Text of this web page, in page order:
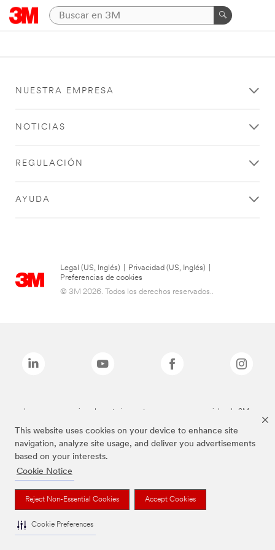
This website uses cookies on your device to enhance site
navigation, analyze site usage, and deliver you advertisements
based on your interests.
Cookie Notice
Reject Non-Essential Cookies Accept Cookies
Cookie Preferences
NUESTRA EMPRESA
NOTICIAS
REGULACIÓN
AYUDA
Legal (US, Inglés) Privacidad (US, Inglés)
Preferencias de cookies
© 3M 2026. Todos los derechos reservados..
Las marcas mencionadas anteriormente son marcas comerciales de 3M.